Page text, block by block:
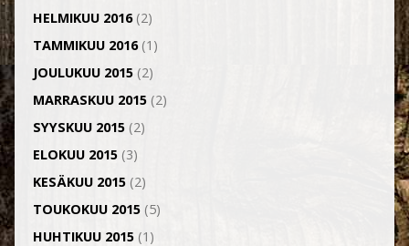
HELMIKUU 2016(2)
TAMMIKUU 2016(1)
JOULUKUU 2015(2)
MARRASKUU 2015(2)
SYYSKUU 2015(2)
ELOKUU 2015(3)
KESÄKUU 2015(2)
TOUKOKUU 2015(5)
HUHTIKUU 2015(1)